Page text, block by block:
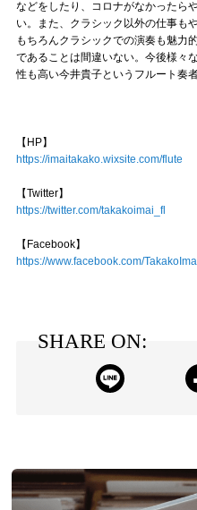
などをしたり、コロナがなかったら
い。また、クラシック以外の仕事も
もちろんクラシックでの演奏も魅力
であることは間違いない。今後様々
性も高い今井貴子というフルート奏
【HP】
https://imaitakako.wixsite.com/flute
【Twitter】
https://twitter.com/takakoimai_fl
【Facebook】
https://www.facebook.com/
SHARE ON: